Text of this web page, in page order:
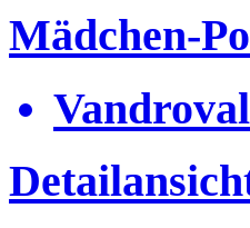
Mädchen-